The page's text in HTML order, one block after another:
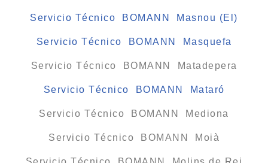
Servicio Técnico BOMANN Masnou (El)
Servicio Técnico BOMANN Masquefa
Servicio Técnico BOMANN Matadepera
Servicio Técnico BOMANN Mataró
Servicio Técnico BOMANN Mediona
Servicio Técnico BOMANN Moià